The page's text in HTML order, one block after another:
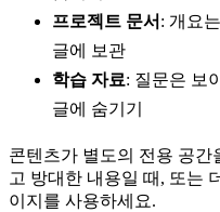
프로젝트 문서 : 개요
글에 보관
학습 자료: 질문은 보
글에 숨기기
콘텐츠가 별도의 전용 공간
고 방대한 내용일 때, 또는
이지를 사용하세요.